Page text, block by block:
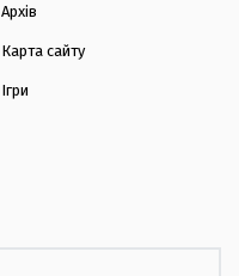
Архів
Карта сайту
Ігри